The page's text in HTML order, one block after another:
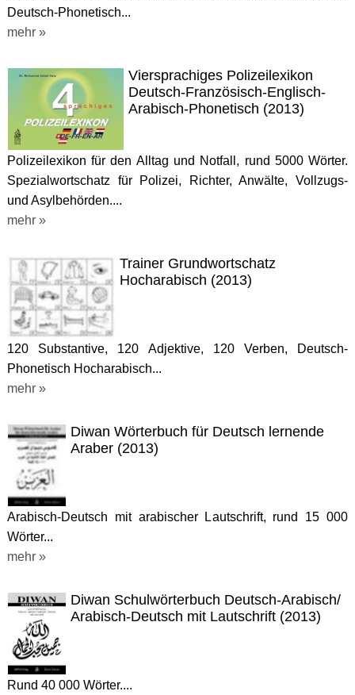
Deutsch-Phonetisch...
mehr »
Viersprachiges Polizeilexikon
Deutsch-Französisch-Englisch-
Arabisch-Phonetisch (2013)
Polizeilexikon für den Alltag und Notfall, rund 5000 Wörter.
Spezialwortschatz für Polizei, Richter, Anwälte, Vollzugs-
und Asylbehörden....
mehr »
Trainer Grundwortschatz
Hocharabisch (2013)
120 Substantive, 120 Adjektive, 120 Verben, Deutsch-
Phonetisch Hocharabisch...
mehr »
Diwan Wörterbuch für Deutsch lernende
Araber (2013)
Arabisch-Deutsch mit arabischer Lautschrift, rund 15 000
Wörter...
mehr »
Diwan Schulwörterbuch Deutsch-Arabisch/
Arabisch-Deutsch mit Lautschrift (2013)
Rund 40 000 Wörter....